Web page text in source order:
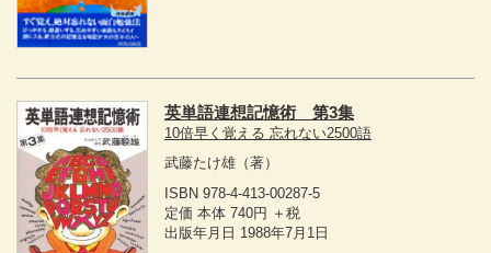
英単語連想記憶術 第3集
10倍早く覚える 忘れない2500語
武藤たけ雄 （著）
ISBN 978-4-413-00287-5
定価 本体 740円 ＋税
出版年月日 1988年7月1日